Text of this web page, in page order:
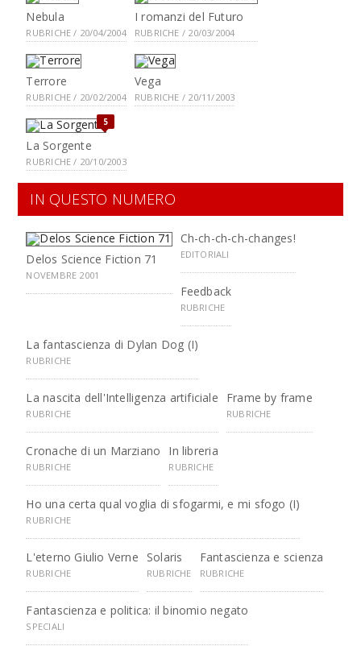
Nebula
RUBRICHE / 20/04/2004
I romanzi del Futuro
RUBRICHE / 20/03/2004
Terrore
RUBRICHE / 20/02/2004
Vega
RUBRICHE / 20/11/2003
5
La Sorgente
RUBRICHE / 20/10/2003
IN QUESTO NUMERO
Delos Science Fiction 71
NOVEMBRE 2001
Ch-ch-ch-ch-changes!
EDITORIALI
Feedback
RUBRICHE
La fantascienza di Dylan Dog (I)
RUBRICHE
La nascita dell'Intelligenza artificiale
RUBRICHE
Frame by frame
RUBRICHE
Cronache di un Marziano
RUBRICHE
In libreria
RUBRICHE
Ho una certa qual voglia di sfogarmi, e mi sfogo (I)
RUBRICHE
L'eterno Giulio Verne
RUBRICHE
Solaris
RUBRICHE
Fantascienza e scienza
RUBRICHE
Fantascienza e politica: il binomio negato
SPECIALI